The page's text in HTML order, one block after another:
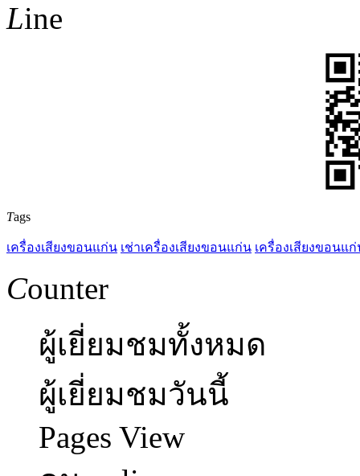
Line
Tags
เครื่องเสียงขอนแก่น เช่าเครื่องเสียงขอนแก่น เครื่องเสียงขอนแ
Counter
ผู้เยี่ยมชมทั้งหมด
ผู้เยี่ยมชมวันนี้
Pages View